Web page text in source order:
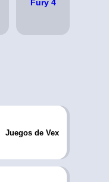
Juegos de Vex